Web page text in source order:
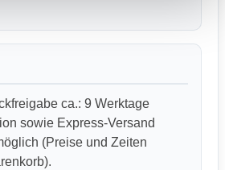
ca.: 9 Werktage
sowie Express-Versand
(Preise und Zeiten